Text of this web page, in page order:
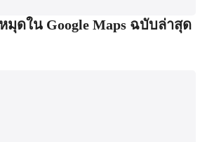
ดใน Google Maps ฉบับล่าสุด